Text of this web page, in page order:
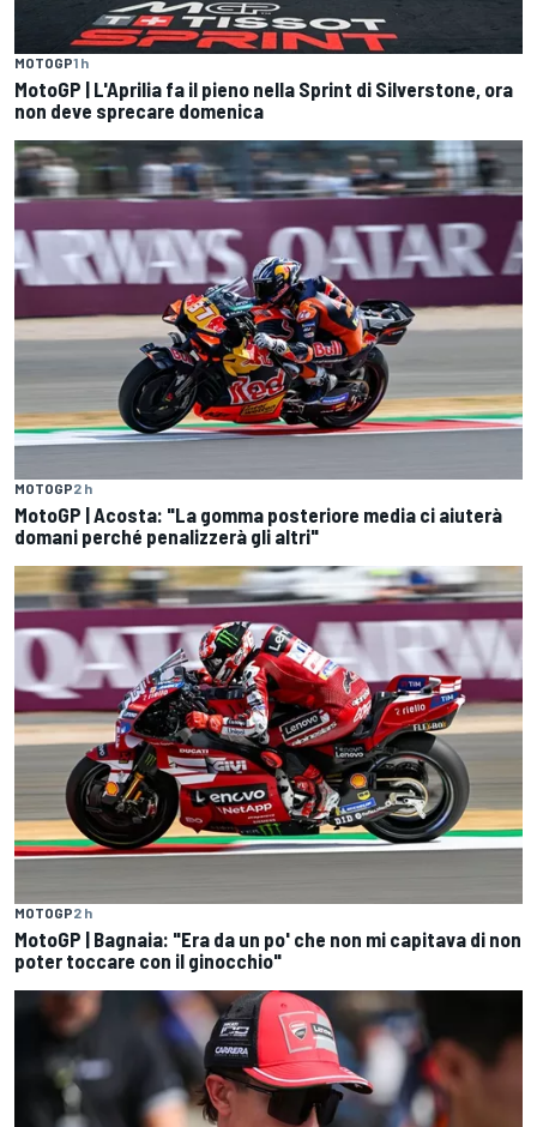
MOTOGP1 h
MotoGP | L'Aprilia fa il pieno nella Sprint di Silverstone, ora
non deve sprecare domenica
MOTOGP2 h
MotoGP | Acosta: "La gomma posteriore media ci aiuterà
domani perché penalizzerà gli altri"
MOTOGP2 h
MotoGP | Bagnaia: "Era da un po' che non mi capitava di non
poter toccare con il ginocchio"